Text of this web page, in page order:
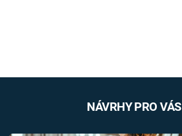
NÁVRHY PRO VÁS